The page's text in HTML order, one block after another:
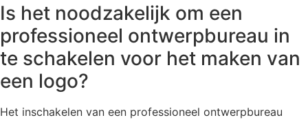
Is het noodzakelijk om een
professioneel ontwerpbureau in
te schakelen voor het maken van
een logo?
Het inschakelen van een professioneel ontwerpbureau